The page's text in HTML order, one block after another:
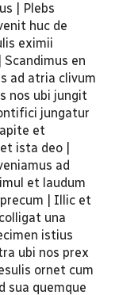
| Plebs
huc de
eximii
en
ad atria clivum
nos ubi jungit
jungatur
et
ista deo |
ad
et laudum
| Illic et
una
istius
ubi nos prex
ornet cum
sua quemque